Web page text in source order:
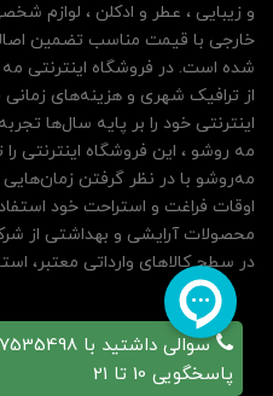
پاسخگویی 10 تا 21
و زیبایی ، عطر و ادکلن ، لوازم
خارجی با قیمت مناسب تضمین
شده است. در فروشگاه اینترنتی
از ترافیک شهری و هزینه‌های
مه روشو ، این فروشگاه اینترنتی
مه‌رو‌شو با در نظر گرفتن
اوقات فراغت و استراحت خود
محصولات آرایشی و بهداشتی از
در سطح کالاهای وارداتی معتبر،